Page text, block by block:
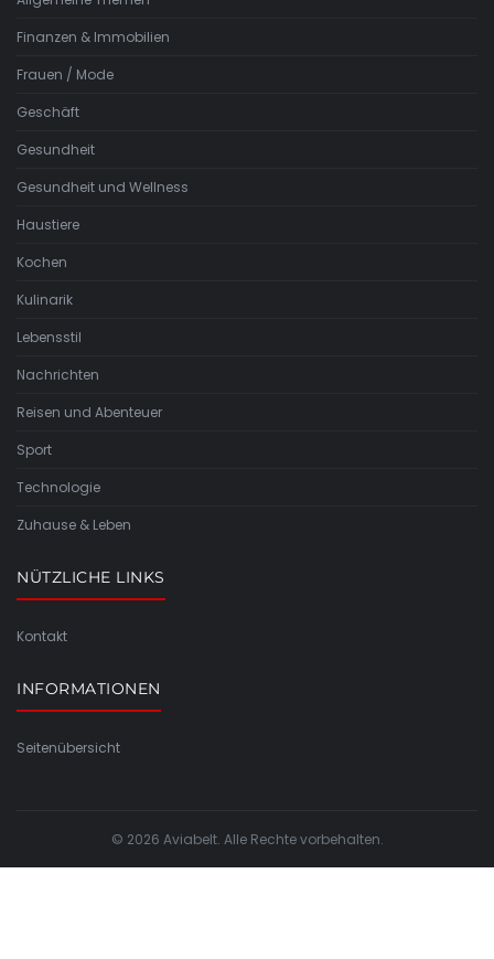
Finanzen & Immobilien
Frauen / Mode
Geschäft
Gesundheit
Gesundheit und Wellness
Haustiere
Kochen
Kulinarik
Lebensstil
Nachrichten
Reisen und Abenteuer
Sport
Technologie
Zuhause & Leben
NÜTZLICHE LINKS
Kontakt
INFORMATIONEN
Seitenübersicht
© 2026 Aviabelt. Alle Rechte vorbehalten.